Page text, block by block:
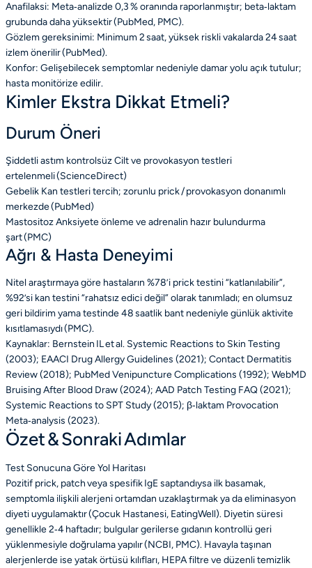
Anafilaksi: Meta‑analizde 0,3 % oranında raporlanmıştır; beta‑laktam
grubunda daha yüksektir (PubMed, PMC).
Gözlem gereksinimi: Minimum 2 saat, yüksek riskli vakalarda 24 saat
izlem önerilir (PubMed).
Konfor: Gelişebilecek semptomlar nedeniyle damar yolu açık tutulur;
hasta monitörize edilir.
Kimler Ekstra Dikkat Etmeli?
Durum Öneri
Şiddetli astım kontrolsüzCilt ve provokasyon testleri
ertelenmeli (ScienceDirect)
Gebelik Kan testleri tercih; zorunlu prick / provokasyon donanımlı
merkezde (PubMed)
MastositozAnksiyete önleme ve adrenalin hazır bulundurma
şart (PMC)
Ağrı & Hasta Deneyimi
Nitel araştırmaya göre hastaların %78’i prick testini “katlanılabilir”,
%92’si kan testini “rahatsız edici değil” olarak tanımladı; en olumsuz
geri bildirim yama testinde 48 saatlik bant nedeniyle günlük aktivite
kısıtlamasıydı (PMC).
Kaynaklar: Bernstein IL et al. Systemic Reactions to Skin Testing
(2003); EAACI Drug Allergy Guidelines (2021); Contact Dermatitis
Review (2018); PubMed Venipuncture Complications (1992); WebMD
Bruising After Blood Draw (2024); AAD Patch Testing FAQ (2021);
Systemic Reactions to SPT Study (2015); β‑laktam Provocation
Meta‑analysis (2023).
Özet & Sonraki Adımlar
Test Sonucuna Göre Yol Haritası
Pozitif prick, patch veya spesifik IgE saptandıysa ilk basamak,
semptomla ilişkili alerjeni ortamdan uzaklaştırmak ya da eliminasyon
diyeti uygulamaktır (Çocuk Hastanesi, EatingWell). Diyetin süresi
genellikle 2‑4 haftadır; bulgular gerilerse gıdanın kontrollü geri
yüklenmesiyle doğrulama yapılır (NCBI, PMC). Havayla taşınan
alerjenlerde ise yatak örtüsü kılıfları, HEPA filtre ve düzenli temizlik